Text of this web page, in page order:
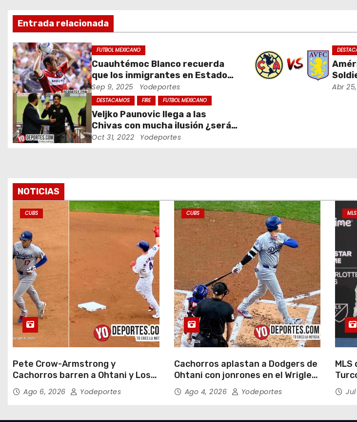
c
i
ó
n
d
e
e
r
a
d
a
s
Entrada relacionada
FUTBOL MEXICANO
Cuauhtémoc Blanco recuerda
que los inmigrantes en Estados
Unidos son gente trabajadora
Sep 9, 2025 Yodeportes Abr
DESTACAMOS FIRE FUTBOL MEXICANO
Veljko Paunovic llega a las
Chivas con mucha ilusión ¿será
suficiente?
Oct 31, 2022 Yodeportes
NOTICIAS
CUBS
Pete Crow-Armstrong y
Cachorros barren a Ohtani y Los
Dodgers
Ago 6, 2026 Yodeportes
CUBS
Cachorros aplastan a Dodgers de
Ohtani con jonrones en el Wrigley
FieldAgo 4, 2026 Yodeportes
MLS